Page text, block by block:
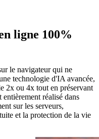
ligne 100%
le navigateur qui ne
technologie d'IA avancée,
2x ou 4x tout en préservant
entièrement réalisé dans
sur les serveurs,
et la protection de la vie